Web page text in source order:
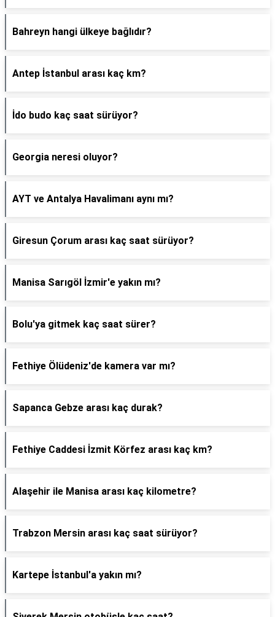
Bahreyn hangi ülkeye bağlıdır?
Antep İstanbul arası kaç km?
İdo budo kaç saat sürüyor?
Georgia neresi oluyor?
AYT ve Antalya Havalimanı aynı mı?
Giresun Çorum arası kaç saat sürüyor?
Manisa Sarıgöl İzmir'e yakın mı?
Bolu'ya gitmek kaç saat sürer?
Fethiye Ölüdeniz'de kamera var mı?
Sapanca Gebze arası kaç durak?
Fethiye Caddesi İzmit Körfez arası kaç km?
Alaşehir ile Manisa arası kaç kilometre?
Trabzon Mersin arası kaç saat sürüyor?
Kartepe İstanbul'a yakın mı?